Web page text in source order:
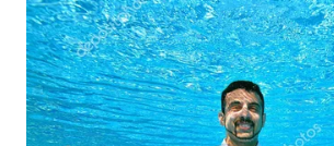
WN
SOLO
WN
BOROBUDUR